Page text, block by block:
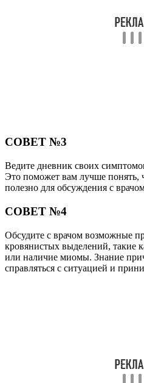
СОВЕТ №3
Ведите дневник своих
Это поможет вам лучше понять,
полезно для обсуждения с
СОВЕТ №4
Обсудите с врачом возможные
кровянистых выделений, такие
или наличие миомы. Знание
справляться с ситуацией и